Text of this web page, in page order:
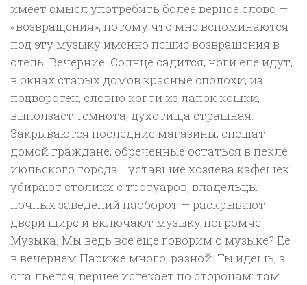
имеет смысл употребить более верное слово —
«возвращения», потому что мне вспоминаются
под эту музыку именно пешие возвращения в
отель. Вечерние. Солнце садится, ноги еле идут,
в окнах старых домов красные сполохи, из
подворотен, словно когти из лапок кошки,
выползает темнота, духотища страшная.
Закрываются последние магазины, спешат
домой граждане, обреченные остаться в пекле
июльского города… уставшие хозяева кафешек
убирают столики с тротуаров, владельцы
ночных заведений наоборот — раскрывают
двери шире и включают музыку погромче.
Музыка. Мы ведь все еще говорим о музыке? Ее
в вечернем Париже много, разной. Ты идешь, а
она льется, вернее истекает по сторонам: там